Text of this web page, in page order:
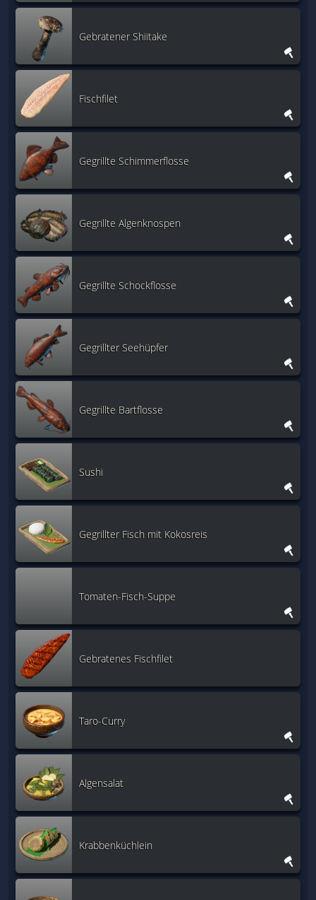
Gebratener Shiitake
Fischfilet
Gegrillte Schimmerflosse
Gegrillte Algenknospen
Gegrillte Schockflosse
Gegrillter Seehüpfer
Gegrillte Bartflosse
Sushi
Gegrillter Fisch mit Kokosreis
Tomaten-Fisch-Suppe
Gebratenes Fischfilet
Taro-Curry
Algensalat
Krabbenküchlein